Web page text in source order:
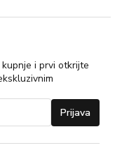
i prvi otkrijte
Prijava